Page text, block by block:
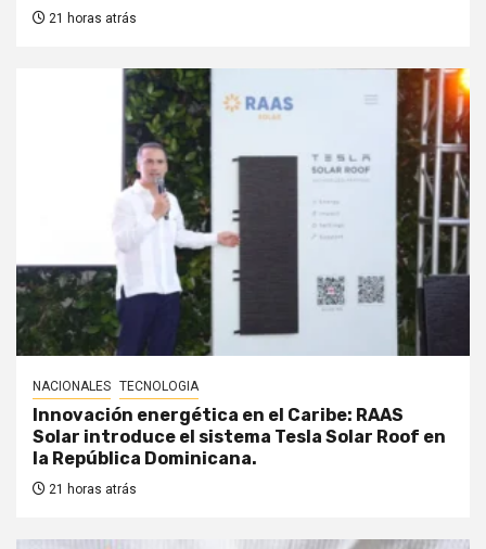
21 horas atrás
NACIONALES TECNOLOGIA
Innovación energética en el Caribe: RAAS
Solar introduce el sistema Tesla Solar Roof en
la República Dominicana.
21 horas atrás